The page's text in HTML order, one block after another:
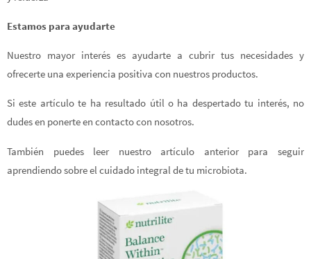
Estamos para ayudarte
Nuestro mayor interés es ayudarte a cubrir tus necesidades y
ofrecerte una experiencia positiva con nuestros productos.
Si este artículo te ha resultado útil o ha despertado tu interés, no
dudes en ponerte en contacto con nosotros.
También puedes leer nuestro artículo anterior para seguir
aprendiendo sobre el cuidado integral de tu microbiota.